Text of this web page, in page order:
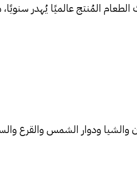
الطعام المُنتج عالميًا يُهدر
والشيا ودوار الشمس